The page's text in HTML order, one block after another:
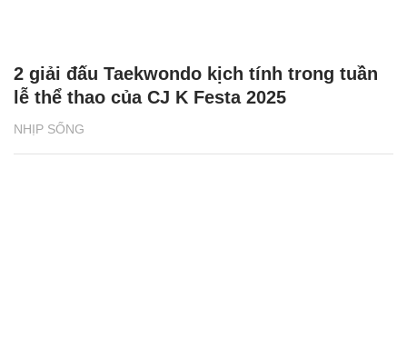
NHỊP SỐNG
2 giải đấu Taekwondo kịch tính trong tuần
lễ thể thao của CJ K Festa 2025